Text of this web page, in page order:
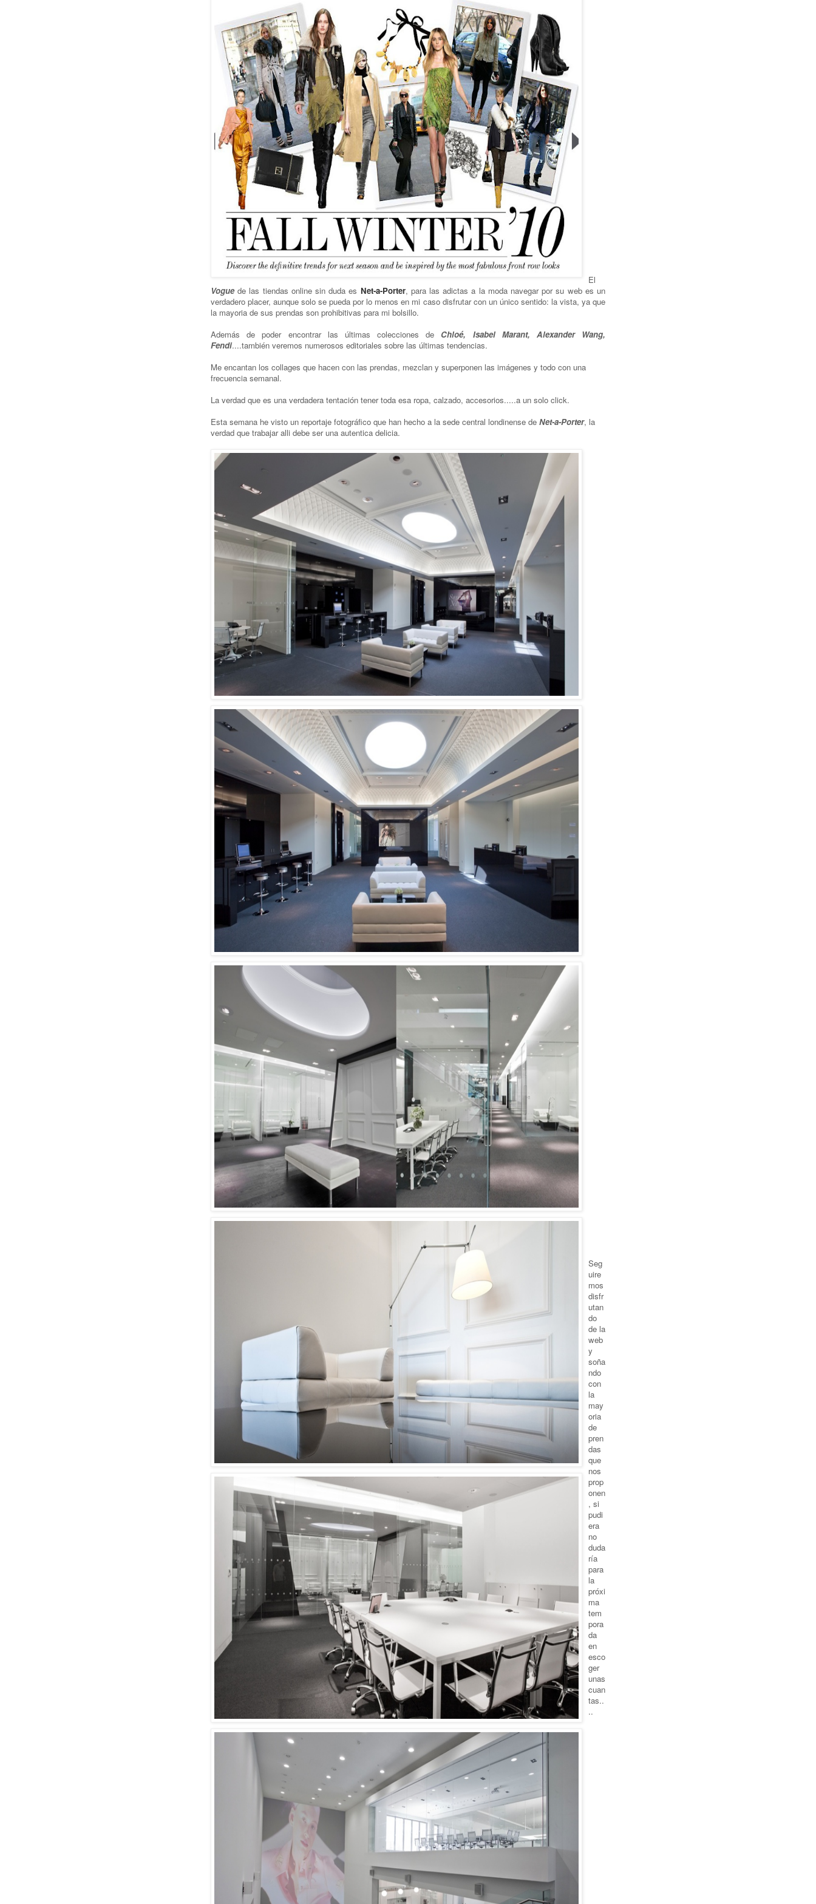
El
Voguede las tiendas online sin duda es Net-a-Porter, para las adictas a la moda navegar por su web es un
verdadero placer, aunque solo se pueda por lo menos en mi caso disfrutar con un único sentido: la vista, ya que
la mayoria de sus prendas son prohibitivas para mi bolsillo.
Además de poder encontrar las últimas colecciones de Chloé, Isabel Marant, Alexander Wang,
Fendi....también veremos numerosos editoriales sobre las últimas tendencias.
Me encantan los collages que hacen con las prendas, mezclan y superponen las imágenes y todo con una
frecuencia semanal.
La verdad que es una verdadera tentación tener toda esa ropa, calzado, accesorios.....a un solo click.
Esta semana he visto un reportaje fotográfico que han hecho a la sede central londinense de Net-a-Porter, la
verdad que trabajar alli debe ser una autentica delicia.
Seg
uire
mos
disfr
utan
do
de la
web
y
soña
ndo
con
la
may
oria
de
pren
das
que
nos
prop
onen
, si
pudi
era
no
duda
ría
para
la
próxi
ma
tem
pora
da
en
esco
ger
unas
cuan
tas..
..